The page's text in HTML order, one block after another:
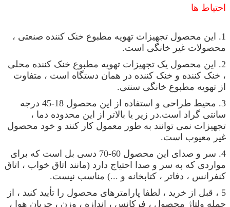
احتیاط ها
1. این محصول تجهیزات تهویه مطبوع خنک کننده صنعتی ،
محصولات غیر خانگی است.
2. این محصول یک تجهیزات تهویه مطبوع خنک کننده محلی
، خنک کننده و خنک کننده در همان دستگاه است ، متفاوت
از تهویه مطبوع خانگی سنتی.
3. محیط طراحی و استفاده از این محصول 18-45 درجه
سانتی گراد است.در زیر یا بالاتر از این محدوده دما ،
تجهیزات نمی توانند به طور معمول کار کنند و خود محصول
غیر معیوب است.
4. سر و صدای این محصول 60-70 دسی بل است که برای
مواردی که به سر و صدا احتیاج دارد (مانند اتاق خواب ، اتاق
کنفرانس ، دفاتر ، کتابخانه و ...) مناسب نیست.
5 ، قبل از خرید ، لطفا پارامترهای محصول را تأیید کنید ، از
جمله ولتاژ محصول ، فرکانس ، اندازه ، وزن ، جریان هوا ،